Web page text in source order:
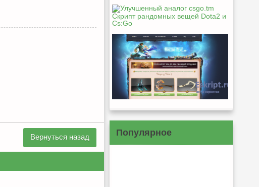
Вернуться назад
Скрипт рандомных вещей Dota2 и
Cs:Go
Популярное